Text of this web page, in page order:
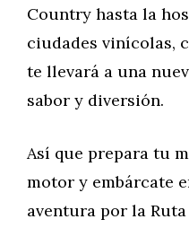
Country hasta la
ciudades vinícolas,
te llevará a una
sabor y diversión.
Así que prepara tu
motor y embárcate
aventura por la